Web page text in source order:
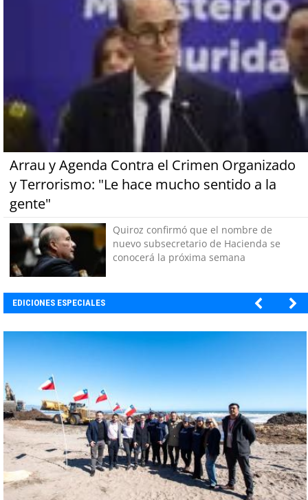
Arrau y Agenda Contra el Crimen Organizado
y Terrorismo: "Le hace mucho sentido a la
gente"
Quiroz confirmó que el nombre de
nuevo subsecretario de Hacienda se
conocerá la próxima semana
EDICIONES ESPECIALES